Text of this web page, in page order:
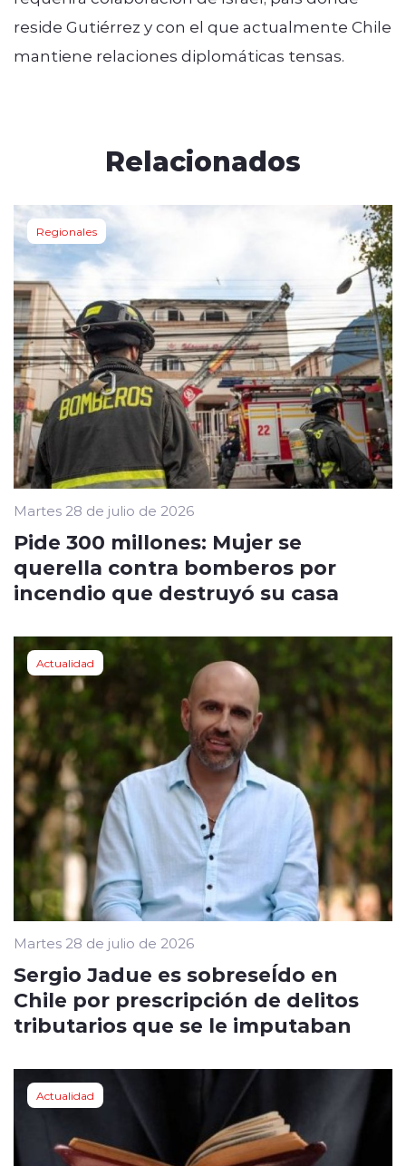
reside Gutiérrez y con el que actualmente Chile
mantiene relaciones diplomáticas tensas.
Relacionados
Regionales
Martes 28 de julio de 2026
Pide 300 millones: Mujer se
querella contra bomberos por
incendio que destruyó su casa
Actualidad
Martes 28 de julio de 2026
Sergio Jadue es sobreseÍdo en
Chile por prescripción de delitos
tributarios que se le imputaban
Actualidad